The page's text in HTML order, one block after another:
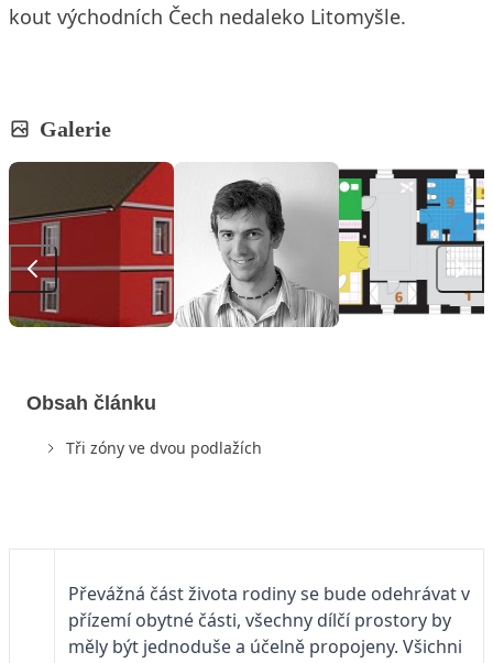
kout východních Čech nedaleko Litomyšle.
Galerie
Obsah článku
Tři zóny ve dvou podlažích
Převážná část života rodiny se bude odehrávat v
přízemí obytné části, všechny dílčí prostory by
měly být jednoduše a účelně propojeny. Všichni